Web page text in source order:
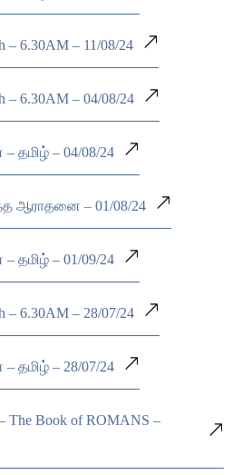
– 6.30AM – 11/08/24
– 6.30AM – 04/08/24
தமிழ் – 04/08/24
ஆராதனை – 01/08/24
தமிழ் – 01/09/24
– 6.30AM – 28/07/24
தமிழ் – 28/07/24
Book of ROMANS –